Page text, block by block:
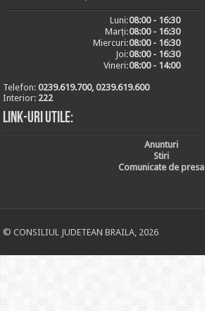
Luni:08:00 - 16:30
Marți:08:00 - 16:30
Miercuri:08:00 - 16:30
Joi:08:00 - 16:30
Vineri:08:00 - 14:00
Telefon:0239.619.700, 0239.619.600
Interior: 222
Link-uri utile:
Anunturi
Stiri
Comunicate de presa
© CONSILIUL JUDETEAN BRAILA, 2026